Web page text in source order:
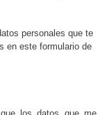
personales que te
en este formulario de